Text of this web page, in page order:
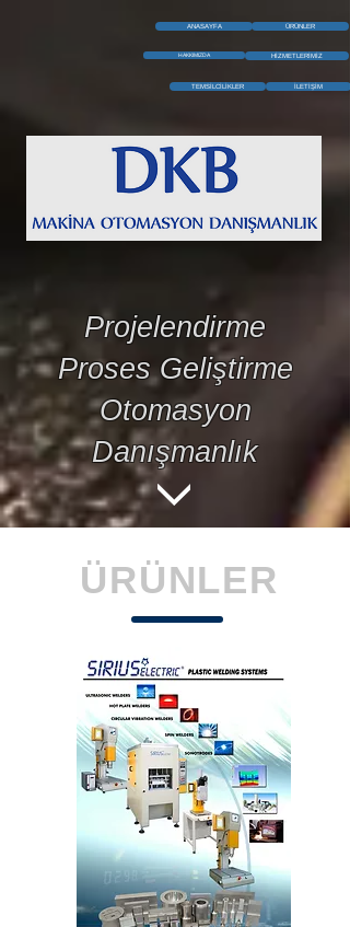
ANASAYFA ÜRÜNLER
HAKKIMIZDA HİZMETLERİMİZ
TEMSİLCİLİKLER İLETİŞİM
Projelendirme
Proses Geliştirme
Otomasyon
Danışmanlık
ÜRÜNLER